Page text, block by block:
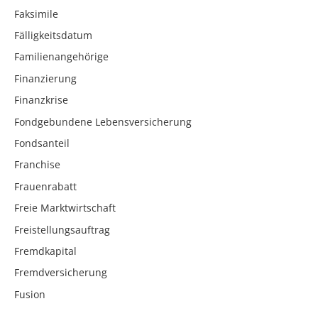
Faksimile
Fälligkeitsdatum
Familienangehörige
Finanzierung
Finanzkrise
Fondgebundene Lebensversicherung
Fondsanteil
Franchise
Frauenrabatt
Freie Marktwirtschaft
Freistellungsauftrag
Fremdkapital
Fremdversicherung
Fusion